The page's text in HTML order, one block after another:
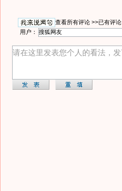
查看所有评论 >>已有评论
用户：